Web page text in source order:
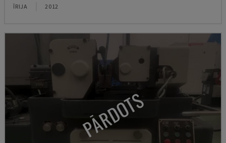
ĪRIJA 2012
PĀRDOTS